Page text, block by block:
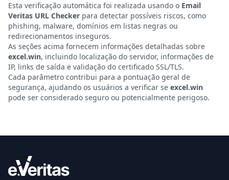
Esta verificação automática foi realizada usando o Email
Veritas URL Checker para detectar possíveis riscos, como
phishing, malware, domínios em listas negras ou
redirecionamentos inseguros.
As seções acima fornecem informações detalhadas sobre
excel.win, incluindo localização do servidor, informações de
IP, links de saída e validação do certificado SSL/TLS.
Cada parâmetro contribui para a pontuação geral de
segurança, ajudando os usuários a verificar se excel.win
pode ser considerado seguro ou potencialmente perigoso.